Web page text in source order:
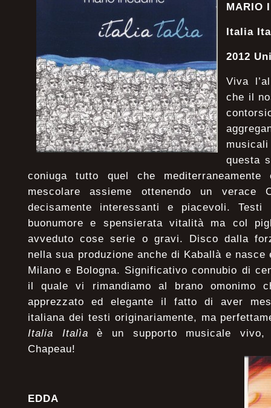
MARIO
Italia
2012
Viva
che il
questa
coniuga tutto quel che
mescolare assieme ottenendo un verace
decisamente interessanti e piacevoli. Testi
buonumore e spensierata vitalità ma col
avveduto cose serie o gravi. Disco dalla
nella sua produzione anche di Kaballà e
Milano e Bologna. Significativo connubio di
il quale vi rimandiamo al brano omonimo
apprezzato ed elegante il fatto di aver
italiana dei testi originariamente, ma
Italia Italìa è un supporto musicale vivo,
Chapeau!
EDDA